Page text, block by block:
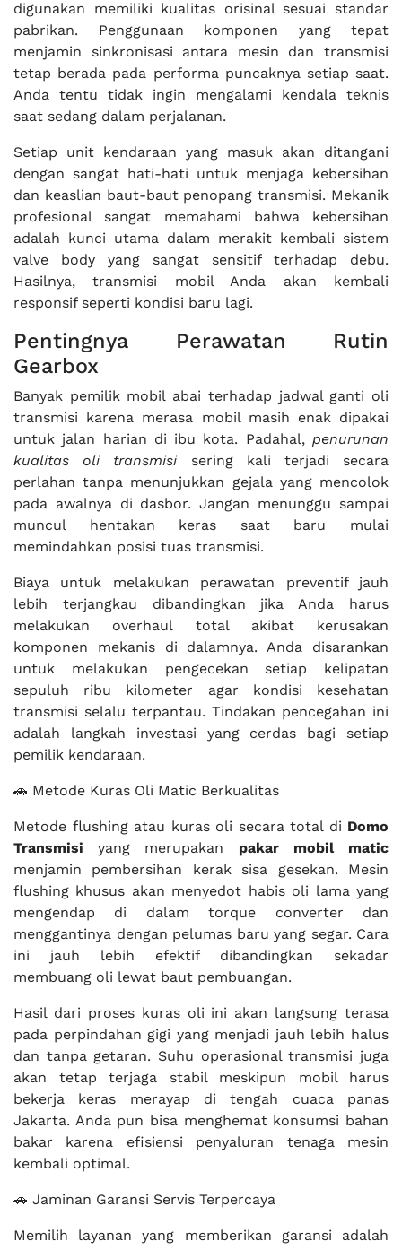
digunakan memiliki kualitas orisinal sesuai standar
pabrikan. Penggunaan komponen yang tepat
menjamin sinkronisasi antara mesin dan transmisi
tetap berada pada performa puncaknya setiap saat.
Anda tentu tidak ingin mengalami kendala teknis
saat sedang dalam perjalanan.
Setiap unit kendaraan yang masuk akan ditangani
dengan sangat hati-hati untuk menjaga kebersihan
dan keaslian baut-baut penopang transmisi. Mekanik
profesional sangat memahami bahwa kebersihan
adalah kunci utama dalam merakit kembali sistem
valve body yang sangat sensitif terhadap debu.
Hasilnya, transmisi mobil Anda akan kembali
responsif seperti kondisi baru lagi.
Pentingnya Perawatan Rutin
Gearbox
Banyak pemilik mobil abai terhadap jadwal ganti oli
transmisi karena merasa mobil masih enak dipakai
untuk jalan harian di ibu kota. Padahal, penurunan
kualitas oli transmisisering kali terjadi secara
perlahan tanpa menunjukkan gejala yang mencolok
pada awalnya di dasbor. Jangan menunggu sampai
muncul hentakan keras saat baru mulai
memindahkan posisi tuas transmisi.
Biaya untuk melakukan perawatan preventif jauh
lebih terjangkau dibandingkan jika Anda harus
melakukan overhaul total akibat kerusakan
komponen mekanis di dalamnya. Anda disarankan
untuk melakukan pengecekan setiap kelipatan
sepuluh ribu kilometer agar kondisi kesehatan
transmisi selalu terpantau. Tindakan pencegahan ini
adalah langkah investasi yang cerdas bagi setiap
pemilik kendaraan.
🚗 Metode Kuras Oli Matic Berkualitas
Metode flushing atau kuras oli secara total di Domo
Transmisi yang merupakan pakar mobil matic
menjamin pembersihan kerak sisa gesekan. Mesin
flushing khusus akan menyedot habis oli lama yang
mengendap di dalam torque converter dan
menggantinya dengan pelumas baru yang segar. Cara
ini jauh lebih efektif dibandingkan sekadar
membuang oli lewat baut pembuangan.
Hasil dari proses kuras oli ini akan langsung terasa
pada perpindahan gigi yang menjadi jauh lebih halus
dan tanpa getaran. Suhu operasional transmisi juga
akan tetap terjaga stabil meskipun mobil harus
bekerja keras merayap di tengah cuaca panas
Jakarta. Anda pun bisa menghemat konsumsi bahan
bakar karena efisiensi penyaluran tenaga mesin
kembali optimal.
🚗 Jaminan Garansi Servis Terpercaya
Memilih layanan yang memberikan garansi adalah